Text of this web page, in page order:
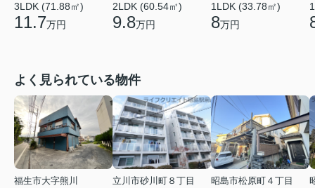
3LDK (71.88㎡)
11.7万円
2LDK (60.54㎡)
9.8万円
1LDK (33.78㎡)
8万円
よく見られている物件
福生市大字熊川
立川市砂川町８丁目
昭島市松原町４丁目